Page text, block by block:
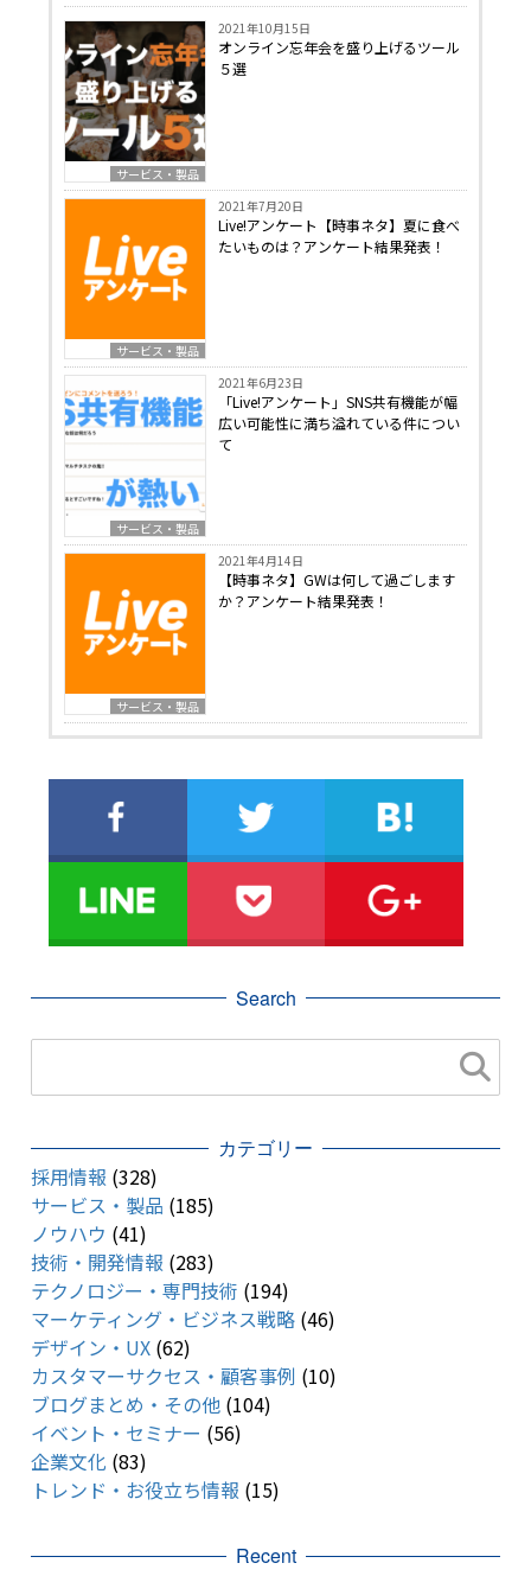
サービス・製品
2021年10月15日
オンライン忘年会を盛り上げるツール
５選
サービス・製品
2021年7月20日
Live!アンケート【時事ネタ】夏に食べ
たいものは？アンケート結果発表！
サービス・製品
2021年6月23日
「Live!アンケート」SNS共有機能が幅
広い可能性に満ち溢れている件につい
て
サービス・製品
2021年4月14日
【時事ネタ】GWは何して過ごします
か？アンケート結果発表！
Search
カテゴリー
採用情報 (328)
サービス・製品 (185)
ノウハウ (41)
技術・開発情報 (283)
テクノロジー・専門技術 (194)
マーケティング・ビジネス戦略(46)
デザイン・UX(62)
カスタマーサクセス・顧客事例 (10)
ブログまとめ・その他(104)
イベント・セミナー (56)
企業文化 (83)
トレンド・お役立ち情報 (15)
Recent